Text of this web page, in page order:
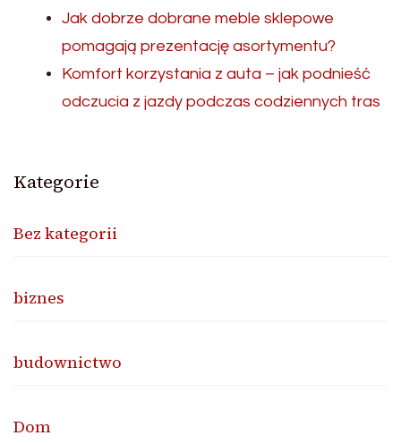
Jak dobrze dobrane meble sklepowe
pomagają prezentację asortymentu?
Komfort korzystania z auta – jak podnieść
odczucia z jazdy podczas codziennych tras
Kategorie
Bez kategorii
biznes
budownictwo
Dom